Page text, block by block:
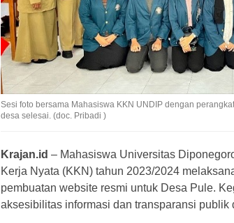
Sesi foto bersama Mahasiswa KKN UNDIP dengan
desa selesai. (doc. Pribadi )
Krajan.id – Mahasiswa Universitas
Kerja Nyata (KKN) tahun 2023/2024
pembuatan website resmi untuk Desa Pule.
aksesibilitas informasi dan transparansi